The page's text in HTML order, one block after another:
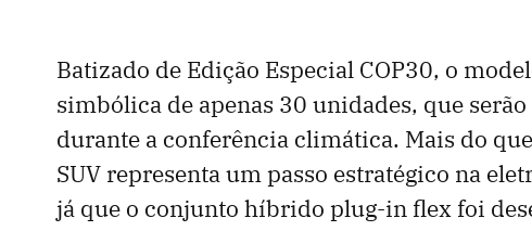
Batizado de Edição Especial COP30, o
simbólica de apenas 30 unidades, que
durante a conferência climática. Mais do
SUV representa um passo estratégico na
já que o conjunto híbrido plug-in flex foi